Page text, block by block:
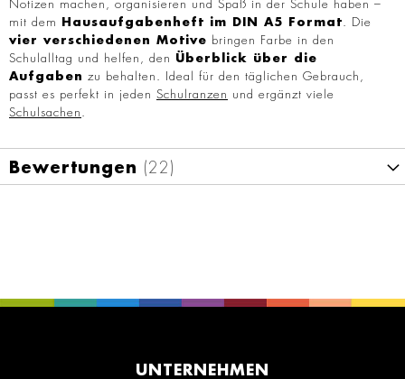
Notizen machen, organisieren und Spaß in der Schule haben –
mit dem
Hausaufgabenheft im DIN A5 Format . Die
vier verschiedenen Motive bringen Farbe in den
Schulalltag und helfen, den Überblick über die
Aufgaben
zu behalten. Ideal für den täglichen Gebrauch,
passt es perfekt in jeden Schulranzen
und ergänzt viele
Schulsachen
Bewertungen 22
UNTERNEHMEN